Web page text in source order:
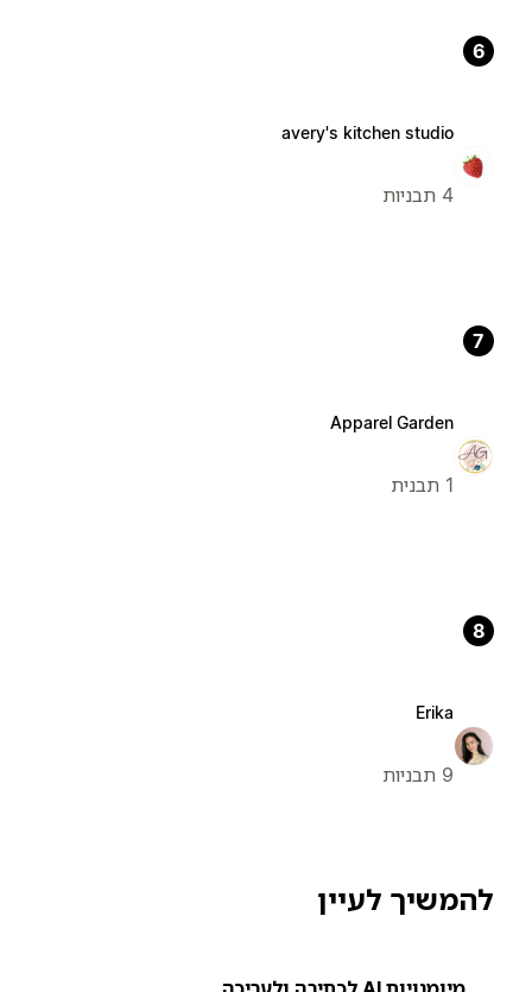
6
avery's kitchen studio
4 תבניות
7
Apparel Garden
1 תבנית
8
Erika
9 תבניות
להמשיך לעיין